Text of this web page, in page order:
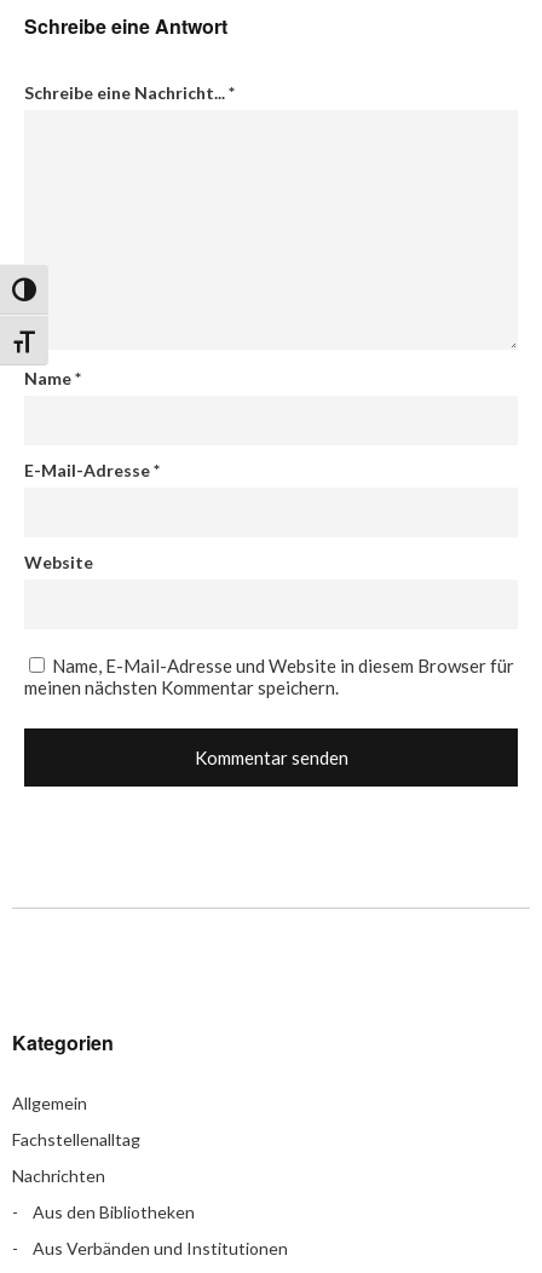
Umschalten auf hohe Kontraste
Schrift vergrößern
Schreibe eine Antwort
Schreibe eine Nachricht...*
Name*
E-Mail-Adresse*
Website
Name, E-Mail-Adresse und Website in diesem Browser für
meinen nächsten Kommentar speichern.
Kategorien
Allgemein
Fachstellenalltag
Nachrichten
Aus den Bibliotheken
Aus Verbänden und Institutionen